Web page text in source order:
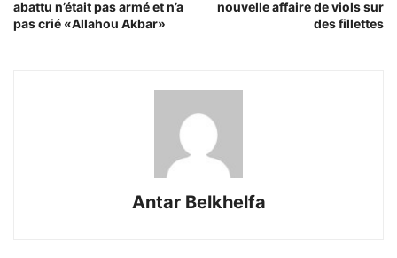
abattu n’était pas armé et n’a
pas crié «Allahou Akbar»
nouvelle affaire de viols sur
des fillettes
Antar Belkhelfa